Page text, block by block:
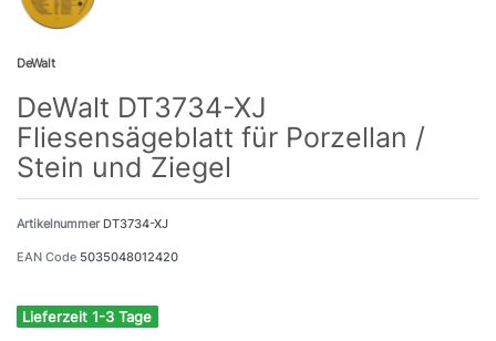
DeWalt
DeWalt DT3734-XJ
Fliesensägeblatt für Porzellan /
Stein und Ziegel
Artikelnummer DT3734-XJ
EAN Code 5035048012420
Lieferzeit 1-3 Tage